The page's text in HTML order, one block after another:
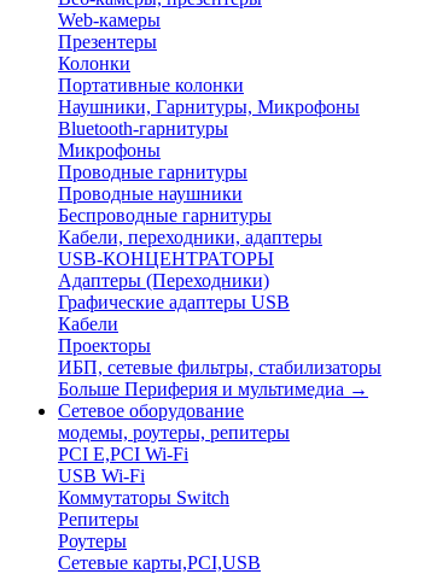
Web-камеры
Презентеры
Колонки
Портативные колонки
Наушники, Гарнитуры, Микрофоны
Bluetooth-гарнитуры
Микрофоны
Проводные гарнитуры
Проводные наушники
Беспроводные гарнитуры
Кабели, переходники, адаптеры
USB-КОНЦЕНТРАТОРЫ
Адаптеры (Переходники)
Графические адаптеры USB
Кабели
Проекторы
ИБП, сетевые фильтры, стабилизаторы
Больше Периферия и мультимедиа →
Сетевое оборудование
модемы, роутеры, репитеры
PCI E,PCI Wi-Fi
USB Wi-Fi
Коммутаторы Switch
Репитеры
Роутеры
Сетевые карты,PCI,USB